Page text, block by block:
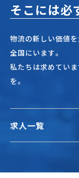
そこには必
物流の新しい価値
全国にいます。
私たちは求めてい
を。
求人一覧